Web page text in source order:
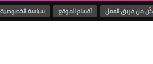
كُن من فريق العمل أقسام الموقع سياسة الخصوصية